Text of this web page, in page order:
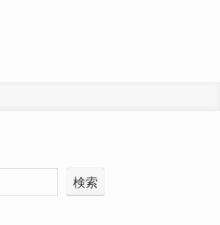
検索